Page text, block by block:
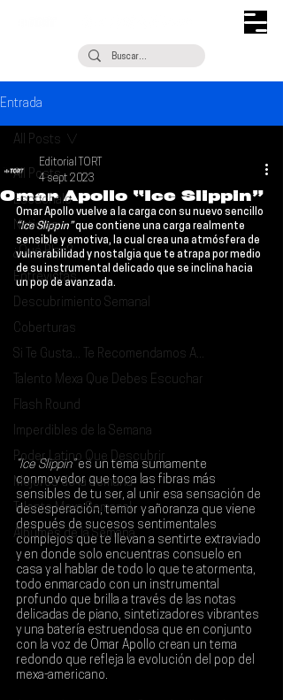
Entrada
All Posts
Escúchalo
Noticias
¿Qué Plan?
Entrevistas
Descubrimiento Semanal
Coberturas
Si Te Gusta... Te Recomendamos A...
Talento Mexa Que Debes Escuchar
Flash Round
Imperdibles de la Semana
Poder Latino Que Descubrir
Mejores de la Semana
Talento Mexa Semanal
Álbumes de la Semana
All Posts
Omar Apollo “Ice Slippin”
Editorial TORT
4 sept 2023
Omar Apollo vuelve a la carga con su nuevo sencillo
“Ice Slippin” que contiene una carga realmente
sensible y emotiva, la cual crea una atmósfera de
vulnerabilidad y nostalgia que te atrapa por medio
de su instrumental delicado que se inclina hacia
un pop de avanzada.
“Ice Slippin” es un tema sumamente
conmovedor que toca las fibras más
sensibles de tu ser, al unir esa sensación de
desesperación, temor y añoranza que viene
después de sucesos sentimentales
complejos que te llevan a sentirte extraviado
y en donde solo encuentras consuelo en
casa y al hablar de todo lo que te atormenta,
todo enmarcado con un instrumental
profundo que brilla a través de las notas
delicadas de piano, sintetizadores vibrantes
y una batería estruendosa que en conjunto
con la voz de Omar Apollo crean un tema
redondo que refleja la evolución del pop del
mexa-americano.